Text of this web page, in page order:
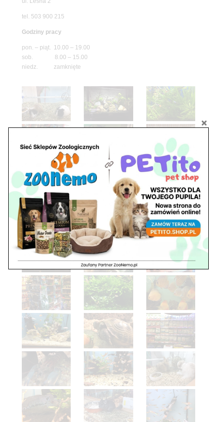
tel. 503 900 215
Godziny pracy
pon. – piąt. 10.00 – 19.00
sob. 8.00 – 15.00
niedz. zamknięte